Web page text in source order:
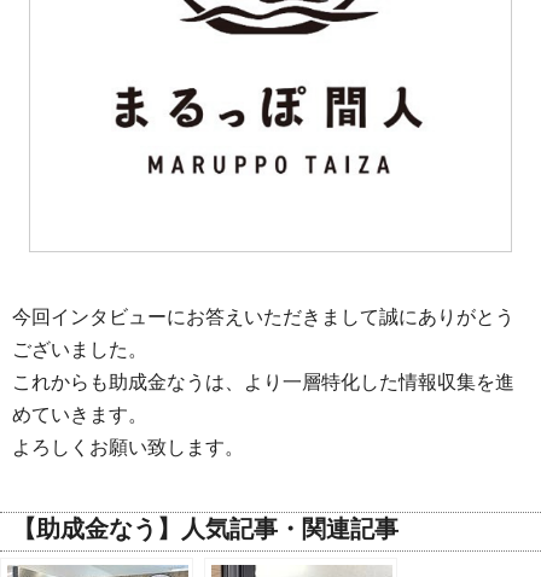
今回インタビューにお答えいただきまして誠にありがとう
ございました。
これからも助成金なうは、より一層特化した情報収集を進
めていきます。
よろしくお願い致します。
【助成金なう】人気記事・関連記事